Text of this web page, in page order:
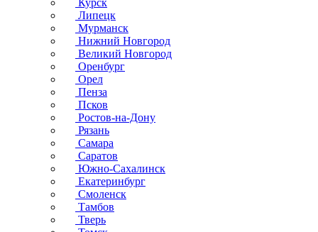
Курск
Липецк
Мурманск
Нижний Новгород
Великий Новгород
Оренбург
Орел
Пенза
Псков
Ростов-на-Дону
Рязань
Самара
Саратов
Южно-Сахалинск
Екатеринбург
Смоленск
Тамбов
Тверь